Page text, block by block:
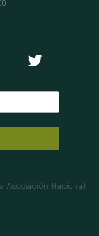
Asociación Nacional